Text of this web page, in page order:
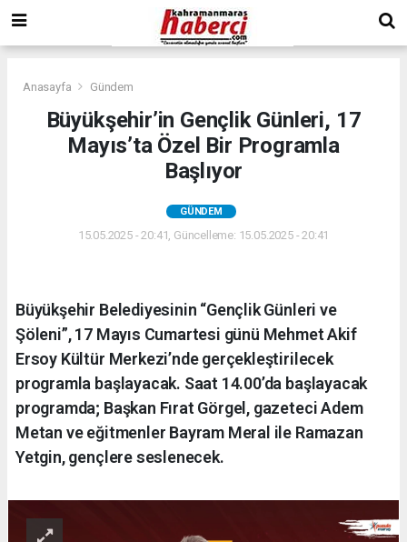
Anasayfa Gündem
Büyükşehir’in Gençlik Günleri, 17
Mayıs’ta Özel Bir Programla
Başlıyor
GÜNDEM
15.05.2025 - 20:41, Güncelleme: 15.05.2025 - 20:41
Büyükşehir Belediyesinin “Gençlik Günleri ve
Şöleni”, 17 Mayıs Cumartesi günü Mehmet Akif
Ersoy Kültür Merkezi’nde gerçekleştirilecek
programla başlayacak. Saat 14.00’da başlayacak
programda; Başkan Fırat Görgel, gazeteci Adem
Metan ve eğitmenler Bayram Meral ile Ramazan
Yetgin, gençlere seslenecek.